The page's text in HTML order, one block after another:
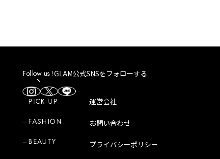
Follow us !GLAM公式SNSをフォローする
PICK UP
FASHION
BEAUTY
運営会社
お問い合わせ
プライバシーポリシー